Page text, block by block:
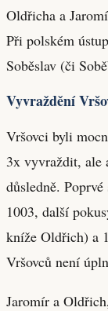
Oldřicha a
Při polském
Soběslav (či
Vyvraždění
Vršovci byli
3x vyvraždit, ale
důsledně.
1003, další
kníže Oldřich) a
Vršovců není
Jaromír a